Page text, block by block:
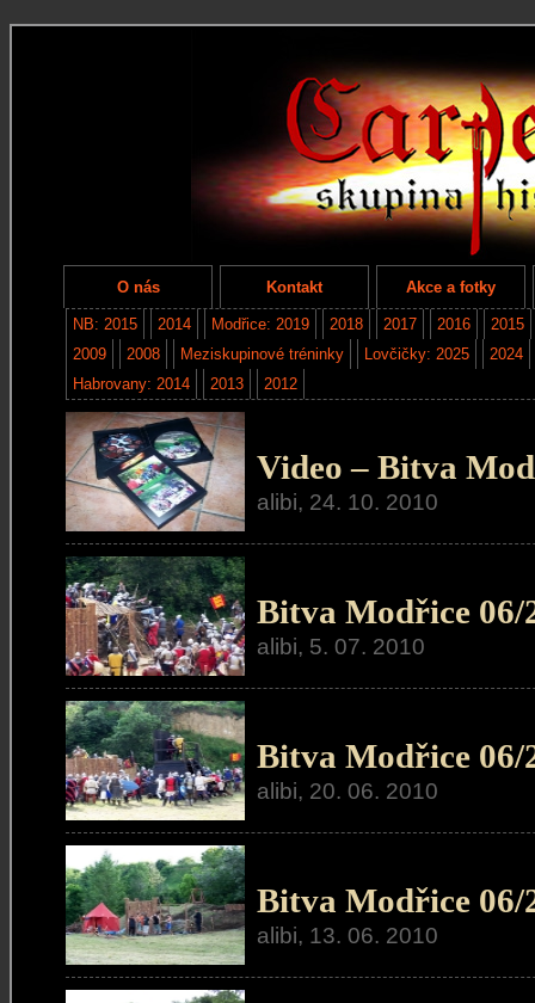
O nás Kontakt Akce a fotky
NB: 2015 2014 Modřice: 2019 2018 2017 2016
2015
2009
2008 Meziskupinové tréninky Lovčičky: 2025
2024
Habrovany: 2014
2013 2012
Video – Bitva
alibi, 24. 10. 2010
Bitva Modřice 06/
alibi, 5. 07. 2010
Bitva Modřice 06/
alibi, 20. 06. 2010
Bitva Modřice
alibi, 13. 06. 2010